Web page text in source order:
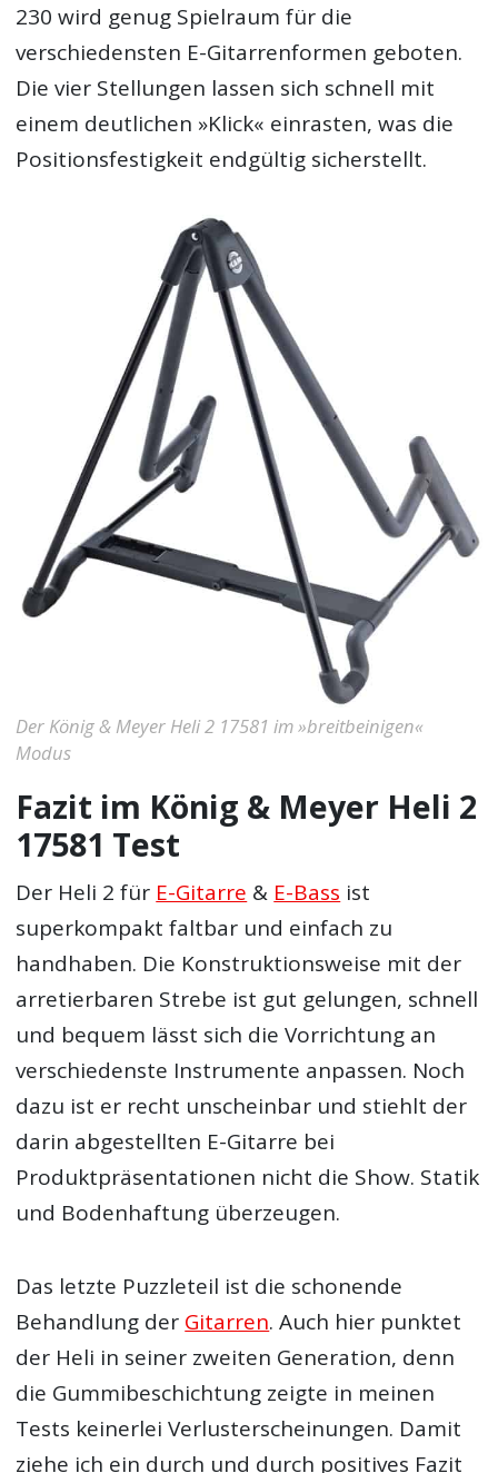
230 wird genug Spielraum für die
verschiedensten E-Gitarrenformen geboten.
Die vier Stellungen lassen sich schnell mit
einem deutlichen »Klick« einrasten, was die
Positionsfestigkeit endgültig sicherstellt.
Der König & Meyer Heli 2 17581 im »breitbeinigen«
Modus
Fazit im König & Meyer Heli 2
17581 Test
Der Heli 2 für E-Gitarre & E-Bass ist
superkompakt faltbar und einfach zu
handhaben. Die Konstruktionsweise mit der
arretierbaren Strebe ist gut gelungen, schnell
und bequem lässt sich die Vorrichtung an
verschiedenste Instrumente anpassen. Noch
dazu ist er recht unscheinbar und stiehlt der
darin abgestellten E-Gitarre bei
Produktpräsentationen nicht die Show. Statik
und Bodenhaftung überzeugen.
Das letzte Puzzleteil ist die schonende
Behandlung der Gitarren. Auch hier punktet
der Heli in seiner zweiten Generation, denn
die Gummibeschichtung zeigte in meinen
Tests keinerlei Verlusterscheinungen. Damit
ziehe ich ein durch und durch positives Fazit